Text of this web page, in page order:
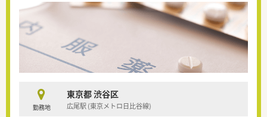
勤務地
東京都 渋谷区
広尾駅 (東京メトロ日比谷線)